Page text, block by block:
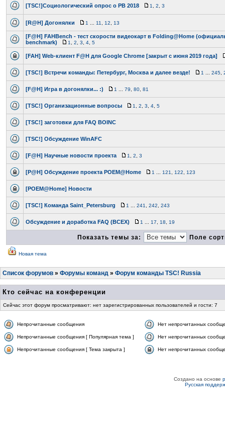
[TSC!]Социологический опрос о РВ 2018 1 2 3
[R@H] Догонялки 1 11 12 13
[F@H] FAHBench - тест скорости видеокарт в Folding@Home
benchmark)
1 2 3 4 5
[FAH] Web-клиент F@H для Google Chrome [закрыт с июня 2019 года]
[TSC!] Встречи команды: Петербург, Москва и далее везде! 1 245
[F@H] Игра в догонялки... :) 1 79 80 81
[TSC!] Организационные вопросы 1 2 3 4 5
[TSC!] заготовки для FAQ BOINC
[TSC!] Обсуждение WinAFC
[F@H] Научные новости проекта 1 2 3
[P@H] Обсуждение проекта POEM@Home 1 121 122 123
[POEM@Home] Новости
[TSC!] Команда Saint_Petersburg 1 241 242 243
Обсуждение и доработка FAQ (ВСЕХ) 1 17 18 19
Показать темы за: Поле
Новая тема
Список форумов » Форумы команд » Форум команды TSC! Russia
Кто сейчас на конференции
Сейчас этот форум просматривают: нет зарегистрированных пользователей и гости: 7
Непрочитанные сообщения Нет непрочитанных
Непрочитанные сообщения [ Популярная тема ] Нет непрочитанных
Непрочитанные сообщения [ Тема закрыта ] Нет непрочитанных
Создано на основе
Русская